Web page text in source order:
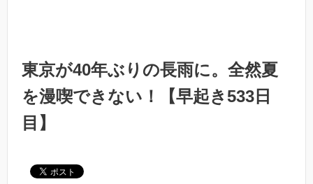
東京が40年ぶりの長雨に。全然夏
を漫喫できない！【早起き533日
目】